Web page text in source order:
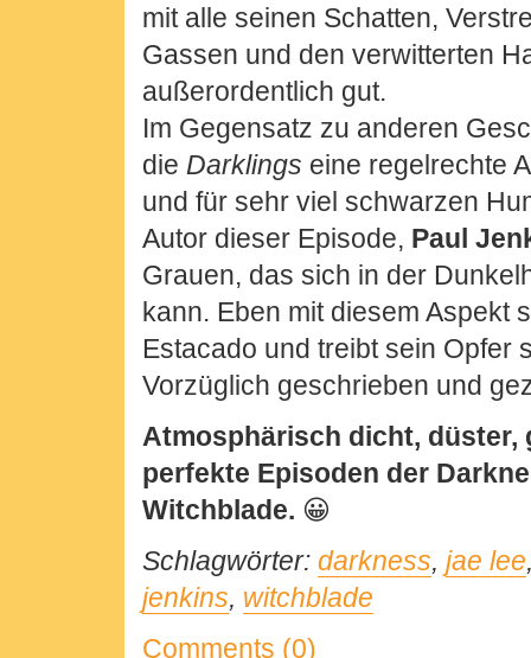
mit alle seinen Schatten,
Gassen und den verwitterten
außerordentlich gut.
Im Gegensatz zu anderen
die Darklings eine regelrechte
und für sehr viel schwarzen
Autor dieser Episode, Paul
Grauen, das sich in der
kann. Eben mit diesem Aspekt
Estacado und treibt sein Opfer
Vorzüglich geschrieben und
Atmosphärisch dicht, düster,
perfekte Episoden der
Witchblade. 😀
Schlagwörter: darkness, jae lee
jenkins, witchblade
Comments (0)